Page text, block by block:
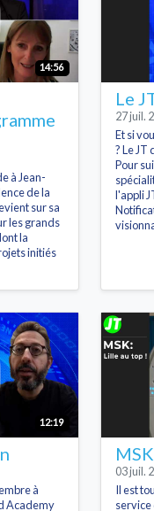
14:56
à Jean-
de la
sur sa
les grands
la
initiés
Le
27 juil.
Et si
? Le JT
Pour
l'appli
12:19
à
Academy
03 juil.
Il est
service